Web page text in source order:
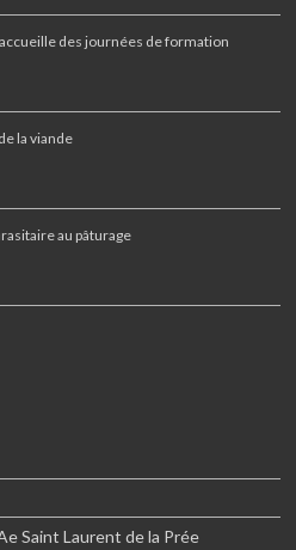
des journées de formation
la viande
au pâturage
Saint Laurent de la Prée